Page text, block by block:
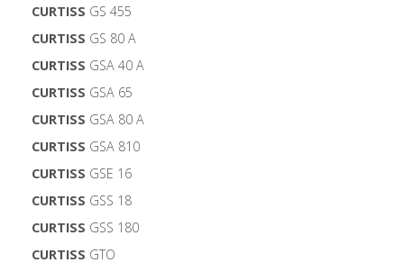
CURTISS GS 455
CURTISS GS 80 A
CURTISS GSA 40 A
CURTISS GSA 65
CURTISS GSA 80 A
CURTISS GSA 810
CURTISS GSE 16
CURTISS GSS 18
CURTISS GSS 180
CURTISS GTO